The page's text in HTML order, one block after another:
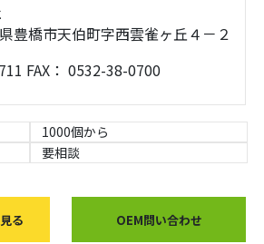
豊橋市天伯町字西雲雀ヶ丘４－２
FAX： 0532-38-0700
1000個から
要相談
る OEM問い合わせ